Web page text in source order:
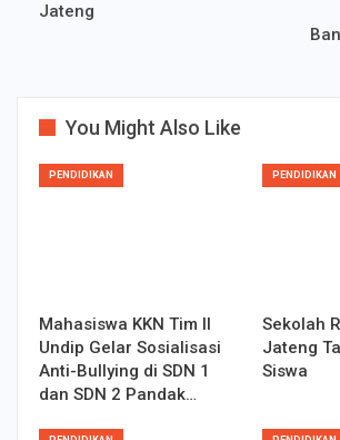
Jateng
You Might Also Like
PENDIDIKAN
Mahasiswa KKN Tim II
Undip Gelar Sosialisasi
Anti-Bullying di SDN 1
dan SDN 2 Pandak…
PENDIDIKAN
Sekolah
Jateng
Siswa